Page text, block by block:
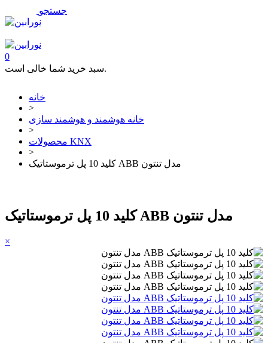
جستجو
0
سبد خرید شما خالی است.
خانه
>
خانه هوشمند و هوشمند سازی
>
محصولات KNX
>
کلید 10 پل ترموستاتیک ABB مدل تنتون
کلید 10 پل ترموستاتیک ABB مدل تنتون
×